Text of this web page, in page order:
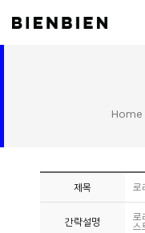
Home
제목 로
간략설명
로
스
PROJECT